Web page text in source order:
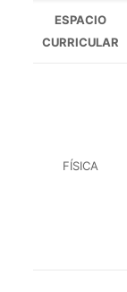
ESPACIO
CURRICULAR
FÍSICA